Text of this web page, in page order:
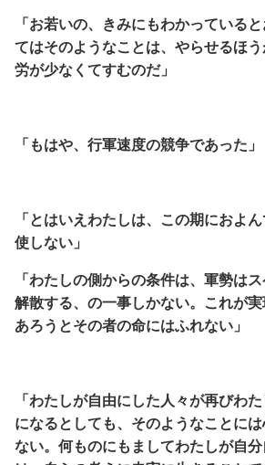
「お若いの、きみにもわかっている
てはそのようなことは、 やらせるほ
労が少なくてすむのだ」
「もはや、行軍速度の競争であった」
「とはいえわたしは、この期におよ
使しない」
「わたしの側からの条件は、軍勢は
解散する、の一事しかない。
これが
あろうとその者の命にはふれない」
「わたしが自由にした人々が再びわ
になるとしても、そのようなことに
ない。何ものにもましてわたしが自